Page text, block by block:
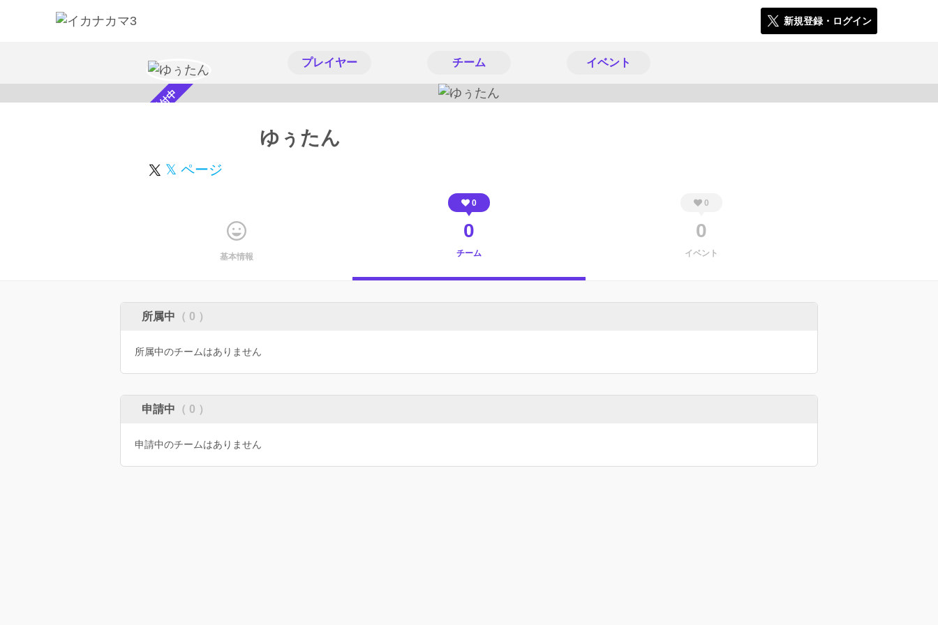
新規登録・ログイン
プレイヤー チーム イベント
スカウト受付中 ゆぅたん
𝕏 ページ
基本情報
0
0
チーム
0
0
イベント
所属中 （ 0 ）
所属中のチームはありません
申請中 （ 0 ）
申請中のチームはありません